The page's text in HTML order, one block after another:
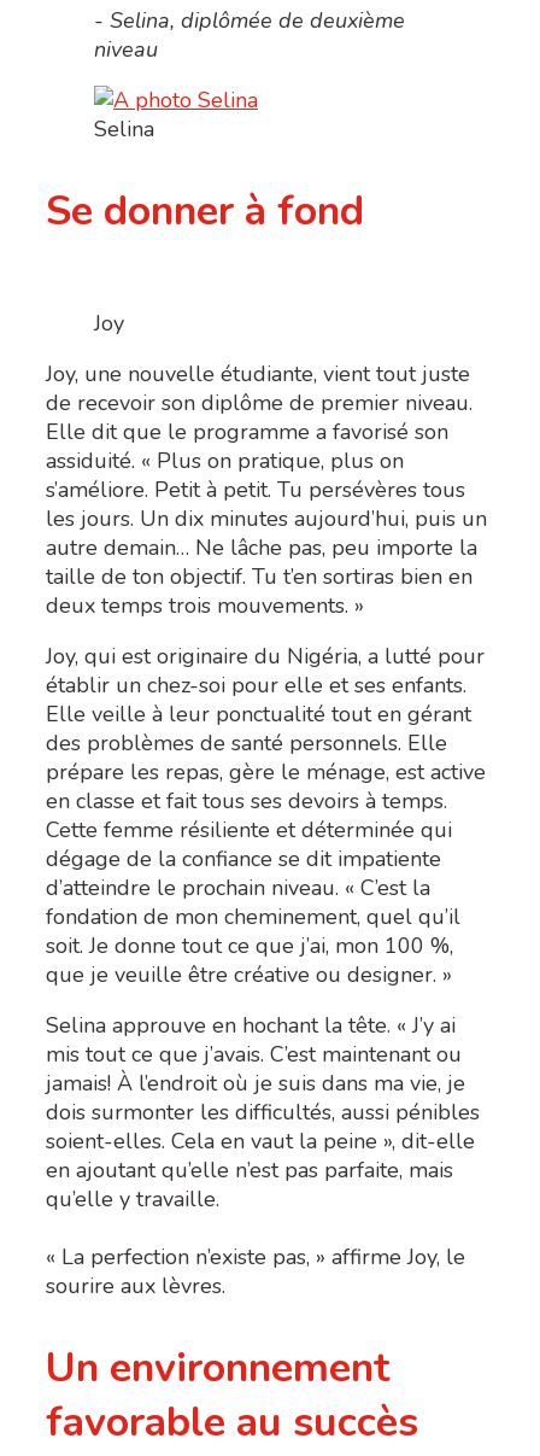
- Selina, diplômée de deuxième
niveau
Selina
Se donner à fond
Joy
Joy, une nouvelle étudiante, vient tout juste
de recevoir son diplôme de premier niveau.
Elle dit que le programme a favorisé son
assiduité. « Plus on pratique, plus on
s’améliore. Petit à petit. Tu persévères tous
les jours. Un dix minutes aujourd’hui, puis un
autre demain… Ne lâche pas, peu importe la
taille de ton objectif. Tu t’en sortiras bien en
deux temps trois mouvements. »
Joy, qui est originaire du Nigéria, a lutté pour
établir un chez-soi pour elle et ses enfants.
Elle veille à leur ponctualité tout en gérant
des problèmes de santé personnels. Elle
prépare les repas, gère le ménage, est active
en classe et fait tous ses devoirs à temps.
Cette femme résiliente et déterminée qui
dégage de la confiance se dit impatiente
d’atteindre le prochain niveau. « C’est la
fondation de mon cheminement, quel qu’il
soit. Je donne tout ce que j’ai, mon 100 %,
que je veuille être créative ou designer. »
Selina approuve en hochant la tête. « J’y ai
mis tout ce que j’avais. C’est maintenant ou
jamais! À l’endroit où je suis dans ma vie, je
dois surmonter les difficultés, aussi pénibles
soient-elles. Cela en vaut la peine », dit-elle
en ajoutant qu’elle n’est pas parfaite, mais
qu’elle y travaille.
« La perfection n’existe pas, » affirme Joy, le
sourire aux lèvres.
Un environnement
favorable au succès